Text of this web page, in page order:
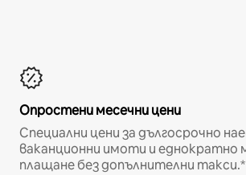
Опростени месечни цени
Специални цени за дългосрочно
ваканционни имоти и еднократно
плащане без допълнителни такси.*